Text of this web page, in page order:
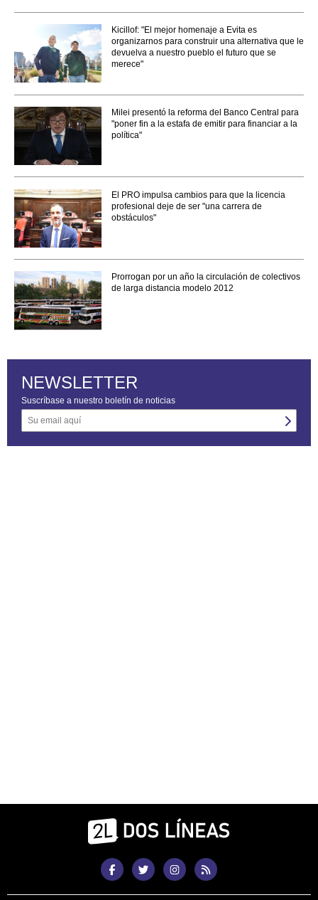
Kicillof: "El mejor homenaje a Evita es
organizarnos para construir una alternativa que le
devuelva a nuestro pueblo el futuro que se
merece"
Milei presentó la reforma del Banco Central para
"poner fin a la estafa de emitir para financiar a la
política"
El PRO impulsa cambios para que la licencia
profesional deje de ser "una carrera de
obstáculos"
Prorrogan por un año la circulación de colectivos
de larga distancia modelo 2012
NEWSLETTER
Suscríbase a nuestro boletín de noticias